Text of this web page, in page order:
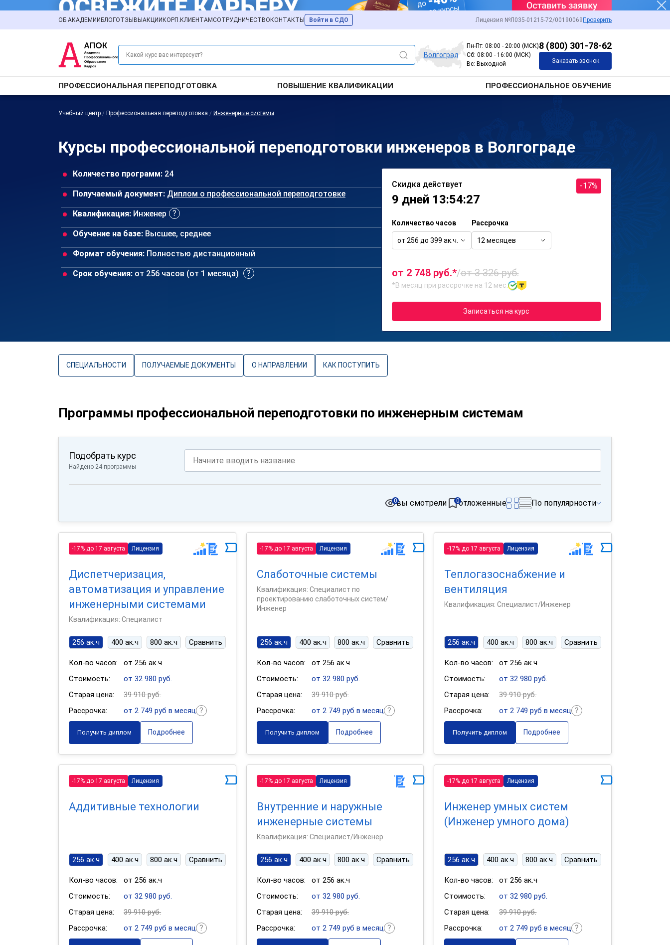
ОБ АКАДЕМИИ БЛОГОТЗЫВЫ АКЦИИ КОРП.КЛИЕНТАМСОТРУДНИЧЕСТВО КОНТАКТЫ Войти в СДО Лицензия №Л035-01215-72/00190069 Проверить
Волгоград
Пн-Пт: 08:00 - 20:00 (МСК)
Сб: 08:00 - 16:00 (МСК)
Вс: Выходной
8 (800) 301-78-62
Заказать звонок
ПРОФЕССИОНАЛЬНАЯ ПЕРЕПОДГОТОВКА ПОВЫШЕНИЕ КВАЛИФИКАЦИИ ПРОФЕССИОНАЛЬНОЕ ОБУЧЕНИЕ
Учебный центр / Профессиональная переподготовка / Инженерные системы
Курсы профессиональной переподготовки инженеров в Волгограде
Количество программ: 24
Получаемый документ: Диплом о профессиональной переподготовке
Квалификация: Инженер
Обучение на базе: Высшее, среднее
Формат обучения: Полностью дистанционный
Срок обучения: от 256 часов (от 1 месяца)
Скидка действует
9 дней 13:54:27
-17%
Количество часов
от 256 до 399 ак.ч.
Рассрочка
12 месяцев
от 2 748 руб.*/от 3 326 руб.
*В месяц при рассрочке на 12 мес.
Записаться на курс
СПЕЦИАЛЬНОСТИ ПОЛУЧАЕМЫЕ ДОКУМЕНТЫ О НАПРАВЛЕНИИ КАК ПОСТУПИТЬ
Программы профессиональной переподготовки по инженерным системам
Подобрать курс
Найдено 24 программы
вы смотрели
0 отложенные
0 По популярности
-17% до 17 августа Лицензия
Диспетчеризация,
автоматизация и управление
инженерными системами
Квалификация: Специалист
256 ак.ч 400 ак.ч 800 ак.ч Сравнить
Кол-во часов:
от 256 ак.ч
Стоимость:
от 32 980 руб.
Старая цена:
39 910 руб.
Рассрочка:
от 2 749 руб в месяц
Получить диплом Подробнее
-17% до 17 августа Лицензия
Слаботочные системы
Квалификация: Специалист по
проектированию слаботочных систем/
Инженер
256 ак.ч 400 ак.ч 800 ак.ч Сравнить
Кол-во часов:
от 256 ак.ч
Стоимость:
от 32 980 руб.
Старая цена:
39 910 руб.
Рассрочка:
от 2 749 руб в месяц
Получить диплом Подробнее
-17% до 17 августа Лицензия
Теплогазоснабжение и
вентиляция
Квалификация: Специалист/Инженер
256 ак.ч 400 ак.ч 800 ак.ч Сравнить
Кол-во часов:
от 256 ак.ч
Стоимость:
от 32 980 руб.
Старая цена:
39 910 руб.
Рассрочка:
от 2 749 руб в месяц
Получить диплом Подробнее
-17% до 17 августа Лицензия
Аддитивные технологии
256 ак.ч 400 ак.ч 800 ак.ч Сравнить
Кол-во часов:
от 256 ак.ч
Стоимость:
от 32 980 руб.
Старая цена:
39 910 руб.
Рассрочка:
от 2 749 руб в месяц
-17% до 17 августа Лицензия
Внутренние и наружные
инженерные системы
Квалификация: Специалист/Инженер
256 ак.ч 400 ак.ч 800 ак.ч Сравнить
Кол-во часов:
от 256 ак.ч
Стоимость:
от 32 980 руб.
Старая цена:
39 910 руб.
Рассрочка:
от 2 749 руб в месяц
-17% до 17 августа Лицензия
Инженер умных систем
(Инженер умного дома)
256 ак.ч 400 ак.ч 800 ак.ч Сравнить
Кол-во часов:
от 256 ак.ч
Стоимость:
от 32 980 руб.
Старая цена:
39 910 руб.
Рассрочка:
от 2 749 руб в месяц